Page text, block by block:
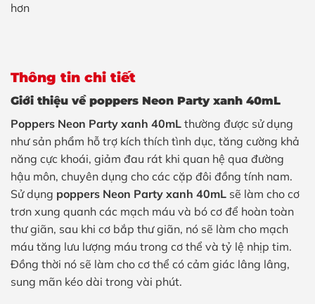
hơn
Thông tin chi tiết
Giới thiệu về poppers Neon Party xanh 40mL
Poppers Neon Party xanh 40mL thường được sử dụng
như sản phẩm hỗ trợ kích thích tình dục, tăng cường khả
năng cực khoái, giảm đau rát khi quan hệ qua đường
hậu môn, chuyên dụng cho các cặp đôi đồng tính nam.
Sử dụng poppers Neon Party xanh 40mL sẽ làm cho cơ
trơn xung quanh các mạch máu và bó cơ để hoàn toàn
thư giãn, sau khi cơ bắp thư giãn, nó sẽ làm cho mạch
máu tăng lưu lượng máu trong cơ thể và tỷ lệ nhịp tim.
Đồng thời nó sẽ làm cho cơ thể có cảm giác lâng lâng,
sung mãn kéo dài trong vài phút.